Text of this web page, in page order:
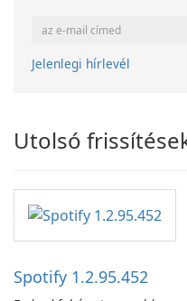
Jelenlegi hírlevél
Utolsó
Spotify 1.2.95.452